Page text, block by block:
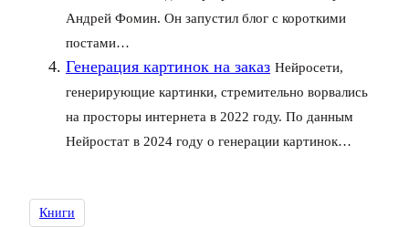
Андрей Фомин. Он запустил блог с короткими
постами…
Генерация картинок на заказ Нейросети,
генерирующие картинки, стремительно ворвались
на просторы интернета в 2022 году. По данным
Нейростат в 2024 году о генерации картинок…
Книги